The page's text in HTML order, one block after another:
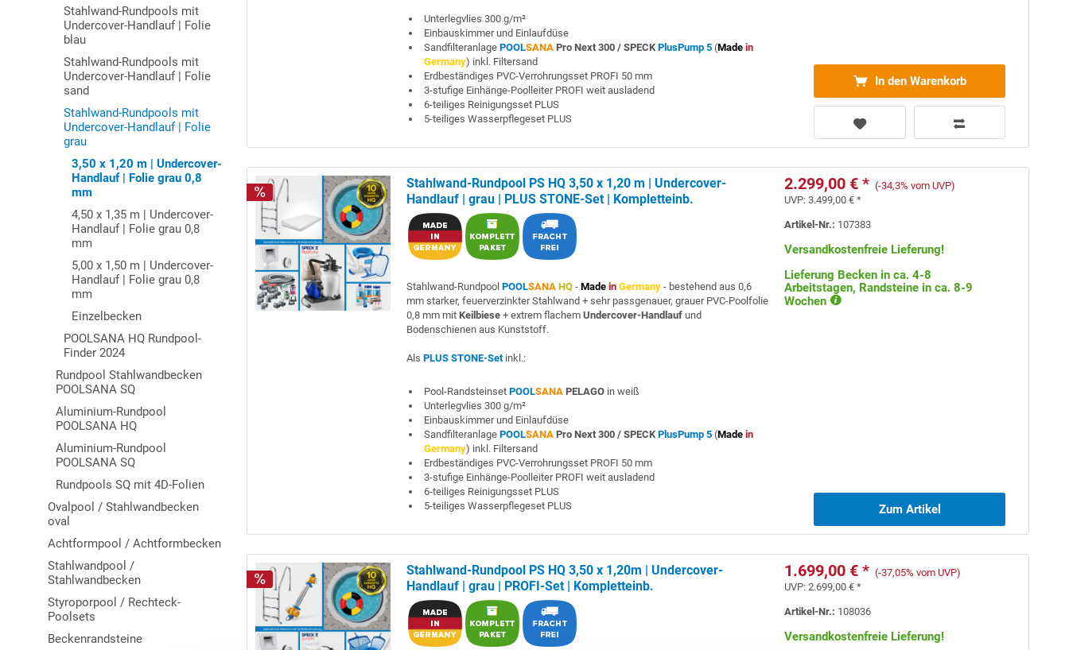
Stahlwand-Rundpools mit
Undercover-Handlauf | Folie
blau
Stahlwand-Rundpools mit
Undercover-Handlauf | Folie
sand
Stahlwand-Rundpools mit
Undercover-Handlauf | Folie
grau
3,50 x 1,20 m | Undercover-
Handlauf | Folie grau 0,8
mm
4,50 x 1,35 m | Undercover-
Handlauf | Folie grau 0,8
mm
5,00 x 1,50 m | Undercover-
Handlauf | Folie grau 0,8
mm
Einzelbecken
POOLSANA HQ Rundpool-
Finder 2024
Rundpool Stahlwandbecken
POOLSANA SQ
Aluminium-Rundpool
POOLSANA HQ
Aluminium-Rundpool
POOLSANA SQ
Rundpools SQ mit 4D-Folien
Ovalpool / Stahlwandbecken
oval
Achtformpool / Achtformbecken
Stahlwandpool /
Stahlwandbecken
Styroporpool / Rechteck-
Poolsets
Beckenrandsteine
Unterlegvlies 300 g/m²
Einbauskimmer und Einlaufdüse
SandfilteranlagePOOLSANA Pro Next 300 / SPECK PlusPump 5 (Made in
Germany) inkl. Filtersand
Erdbeständiges PVC-Verrohrungsset PROFI 50 mm
3-stufige Einhänge-Poolleiter PROFI weit ausladend
6-teiliges Reinigungsset PLUS
5-teiliges Wasserpflegeset PLUS
In den Warenkorb
Stahlwand-Rundpool PS HQ 3,50 x 1,20 m | Undercover-
Handlauf | grau | PLUS STONE-Set | Kompletteinb.
Stahlwand-RundpoolPOOLSANA HQ -Made in Germany - bestehend aus 0,6
mm starker, feuerverzinkter Stahlwand + sehr passgenauer, grauer PVC-Poolfolie
0,8 mm mitKeilbiese + extrem flachemUndercover-Handlauf und
Bodenschienen aus Kunststoff.
AlsPLUS STONE-Setinkl.:
Pool-RandsteinsetPOOLSANA PELAGO in weiß
Unterlegvlies 300 g/m²
Einbauskimmer und Einlaufdüse
SandfilteranlagePOOLSANA Pro Next 300 / SPECK PlusPump 5 (Made in
Germany) inkl. Filtersand
Erdbeständiges PVC-Verrohrungsset PROFI 50 mm
3-stufige Einhänge-Poolleiter PROFI weit ausladend
6-teiliges Reinigungsset PLUS
5-teiliges Wasserpflegeset PLUS
2.299,00 € * (-34,3% vom UVP)
UVP:3.499,00 € *
Artikel-Nr.: 107383
Versandkostenfreie Lieferung!
Lieferung Becken in ca. 4-8
Arbeitstagen, Randsteine in ca. 8-9
Wochen
Zum Artikel
Stahlwand-Rundpool PS HQ 3,50 x 1,20m | Undercover-
Handlauf | grau | PROFI-Set | Kompletteinb.
1.699,00 € * (-37,05% vom UVP)
UVP:2.699,00 € *
Artikel-Nr.: 108036
Versandkostenfreie Lieferung!